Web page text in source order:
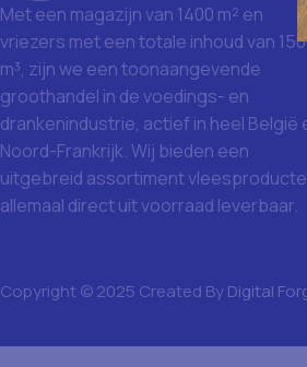
Met een magazijn van 1400 m² en
vriezers met een totale inhoud van
m³, zijn we een toonaangevende
groothandel in de voedings- en
drankenindustrie, actief in heel België
Noord-Frankrijk. Wij bieden een
uitgebreid assortiment
allemaal direct uit voorraad leverbaar.
Copyright © 2025 Created ByDigital